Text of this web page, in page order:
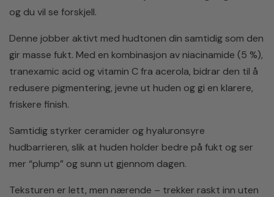
og du vil se forskjell.
Denne jobber aktivt med hudtonen din samtidig som den
gir masse fukt. Med en kombinasjon av niacinamide (5 %),
tranexamic acid og vitamin C fra acerola, bidrar den til å
redusere pigmentering, jevne ut huden og gi en klarere,
friskere finish.
Samtidig styrker ceramider og hyaluronsyre
hudbarrieren, slik at huden holder bedre på fukt og ser
mer “plump” og sunn ut gjennom dagen.
Teksturen er lett, men nærende – trekker raskt inn uten